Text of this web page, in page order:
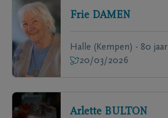
Frie DAMEN
Halle (Kempen) - 80 jaar
20/03/2026
Arlette BULTON